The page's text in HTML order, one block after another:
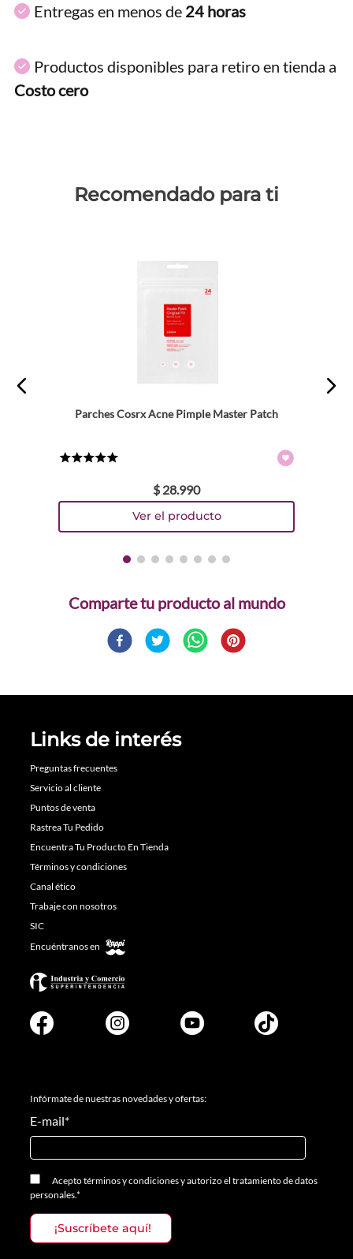
Entregas en menos de 24 horas
Productos disponibles para retiro en tienda a
Costo cero
Recomendado para ti
Parches Cosrx Acne Pimple Master Patch
$ 28.990
Comparte
Links de interés
Preguntas frecuentes
Servicio al cliente
Puntos de venta
Rastrea Tu Pedido
Encuentra Tu Producto En Tienda
Términos y condiciones
Canal ético
Trabaje con nosotros
SIC
Encuéntranos en
Infórmate de nuestras novedades y ofertas:
E-mail*
Aceptotérminos y condicionesyautorizo el tratamiento de datos
personales.*